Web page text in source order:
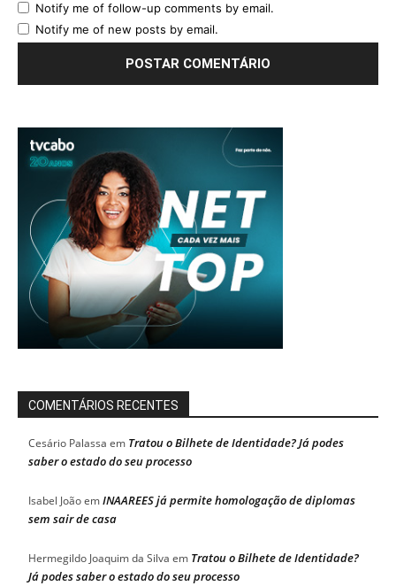
Notify me of follow-up comments by email.
Notify me of new posts by email.
COMENTÁRIOS RECENTES
Cesário Palassa em Tratou o Bilhete de Identidade? Já podes
saber o estado do seu processo
Isabel JoãoemINAAREES já permite homologação de diplomas
sem sair de casa
Hermegildo Joaquim da Silva em Tratou o Bilhete de Identidade?
Já podes saber o estado do seu processo